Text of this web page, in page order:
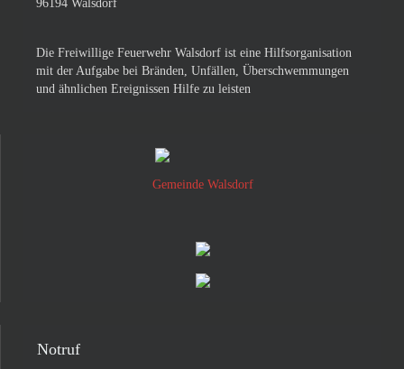
96194 Walsdorf
Die Freiwillige Feuerwehr Walsdorf ist eine Hilfsorganisation
mit der Aufgabe bei Bränden, Unfällen, Überschwemmungen
und ähnlichen Ereignissen Hilfe zu leisten
Gemeinde Walsdorf
Notruf